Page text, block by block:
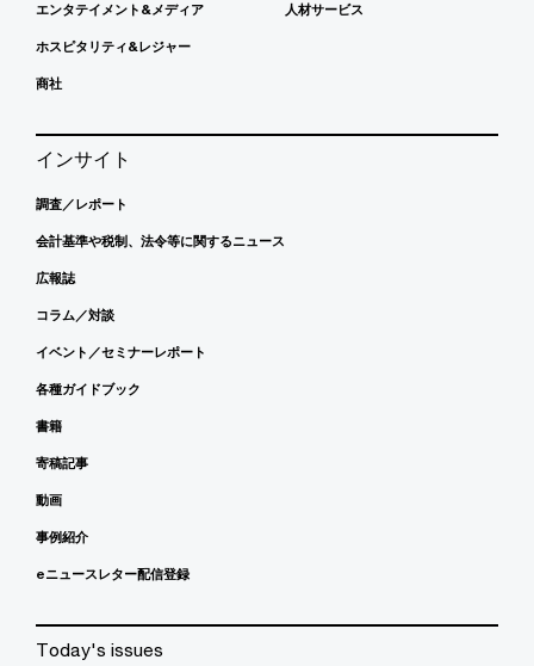
エンタテイメント&メディア
ホスピタリティ&レジャー
商社
人材サービス
インサイト
調査／レポート
会計基準や税制、法令等に関するニュース
広報誌
コラム／対談
イベント／セミナーレポート
各種ガイドブック
書籍
寄稿記事
動画
事例紹介
eニュースレター配信登録
Today's issues